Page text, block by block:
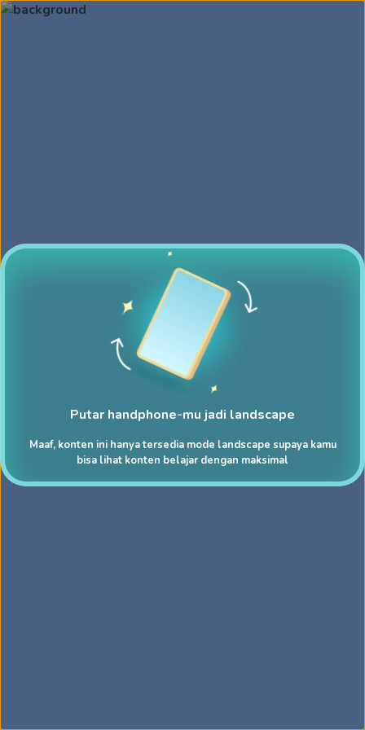
Putar handphone-mu jadi landscape
Maaf, konten ini hanya tersedia mode landscape supaya kamu
bisa lihat konten belajar dengan maksimal